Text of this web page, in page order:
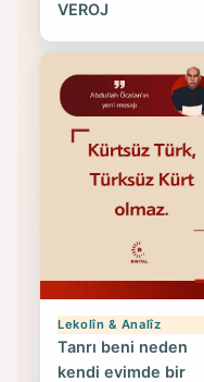
VEROJ
Lekolîn & Analîz
Tanrı beni neden
kendi evimde bir